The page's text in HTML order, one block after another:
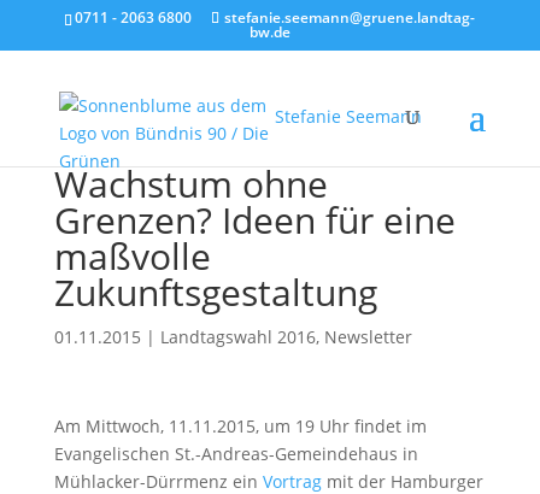
0711 - 2063 6800 stefanie.seemann@gruene.landtag-
bw.de
Stefanie Seemann
Wachstum ohne
Grenzen? Ideen für eine
maßvolle
Zukunftsgestaltung
01.11.2015 | Landtagswahl 2016, Newsletter
Am Mittwoch, 11.11.2015, um 19 Uhr findet im
Evangelischen St.-Andreas-Gemeindehaus in
Mühlacker-Dürrmenz ein Vortragmit der Hamburger